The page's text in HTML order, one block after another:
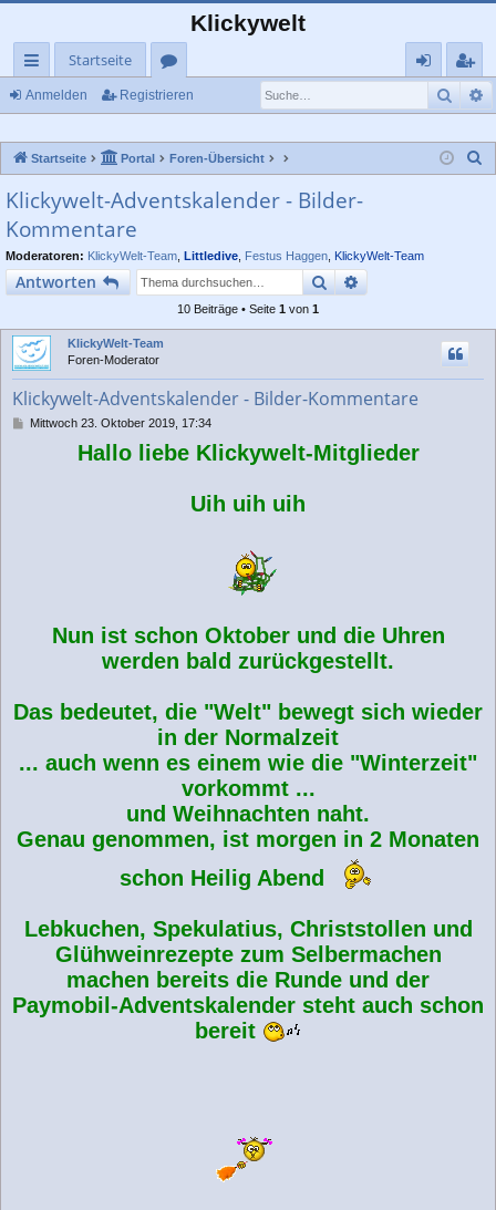
Klickywelt
ch
llz
ug
rif
f
Startseite
or
eg
rie
Anmelden Registrieren
Startseite Portal Foren-Übersicht
Klickywelt-Adventskalender - Bilder-
Kommentare
Moderatoren: KlickyWelt-Team Littledive Festus Haggen KlickyWelt-Team
Antworten SucheErweiterte Suche
10 Beiträge • Seite 1 von 1
KlickyWelt-Team
Foren-Moderator
Klickywelt-Adventskalender - Bilder-Kommentare
BMittwoch 23. Oktober 2019, 17:34
Hallo liebe Klickywelt-Mitglieder
Uih uih uih
Nun ist schon Oktober und die Uhren
werden bald zurückgestellt.
Das bedeutet, die "Welt" bewegt sich wieder
in der Normalzeit
... auch wenn es einem wie die "Winterzeit"
vorkommt ...
und Weihnachten naht.
Genau genommen, ist morgen in 2 Monaten
schon Heilig Abend
Lebkuchen, Spekulatius, Christstollen und
Glühweinrezepte zum Selbermachen
machen bereits die Runde und der
Paymobil-Adventskalender steht auch schon
bereit